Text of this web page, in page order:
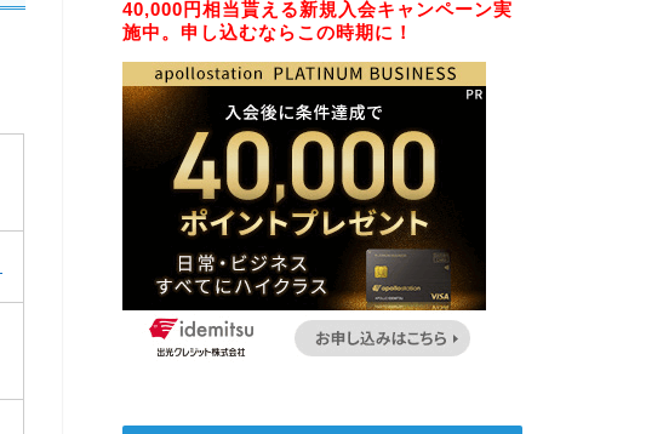
40,000円相当貰える新規入会キャンペーン実
施中。申し込むならこの時期に！